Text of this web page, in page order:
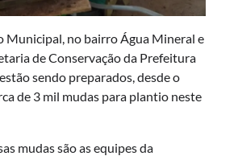
Municipal, no bairro Água Mineral e
de Conservação da Prefeitura
sendo preparados, desde o
de 3 mil mudas para plantio neste
mudas são as equipes da